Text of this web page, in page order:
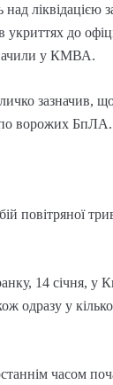
ліквідацією
до
у КМВА.
зазначив,
ворожих БпЛА.
повітряної
14 січня, у
одразу у
часом